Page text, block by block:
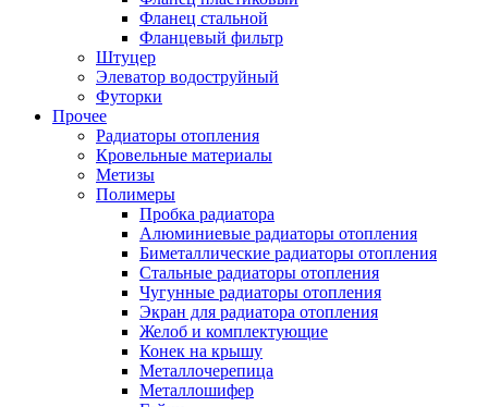
Фланец стальной
Фланцевый фильтр
Штуцер
Элеватор водоструйный
Футорки
Прочее
Радиаторы отопления
Кровельные материалы
Метизы
Полимеры
Пробка радиатора
Алюминиевые радиаторы отопления
Биметаллические радиаторы отопления
Стальные радиаторы отопления
Чугунные радиаторы отопления
Экран для радиатора отопления
Желоб и комплектующие
Конек на крышу
Металлочерепица
Металлошифер